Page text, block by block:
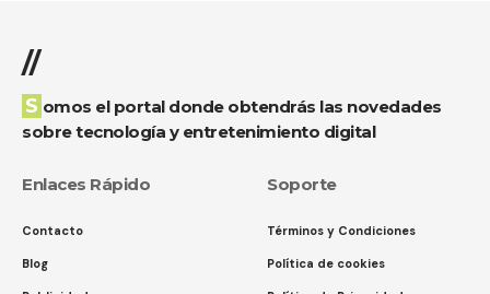
//
Somos el portal donde obtendrás las novedades
sobre tecnología y entretenimiento digital
Enlaces Rápido
Contacto
Blog
Soporte
Términos y Condiciones
Política de cookies